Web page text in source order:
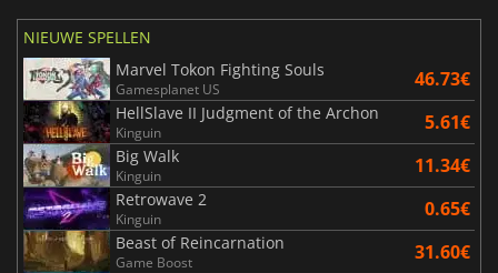
NIEUWE SPELLEN
Marvel Tokon Fighting Souls
Gamesplanet US 46.73€
HellSlave II Judgment of the Archon
Kinguin 5.61€
Big Walk
Kinguin 11.34€
Retrowave 2
Kinguin 0.65€
Beast of Reincarnation
Game Boost 31.60€